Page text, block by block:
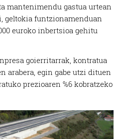
mantenimendu gastua urtean
geltokia funtzionamenduan
euroko inbertsioa gehitu
goierritarrak, kontratua
arabera, egin gabe utzi dituen
prezioaren %6 kobratzeko